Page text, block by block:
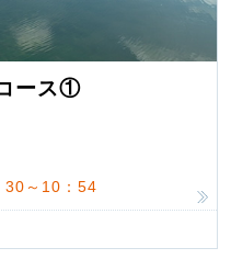
ース①
30～10：54